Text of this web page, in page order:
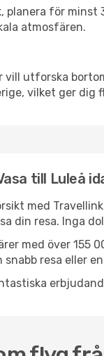
planera för
atmosfären.
vill utforska
vilket ger
till Luleå
med
din resa. Inga
med över 155
snabb resa eller